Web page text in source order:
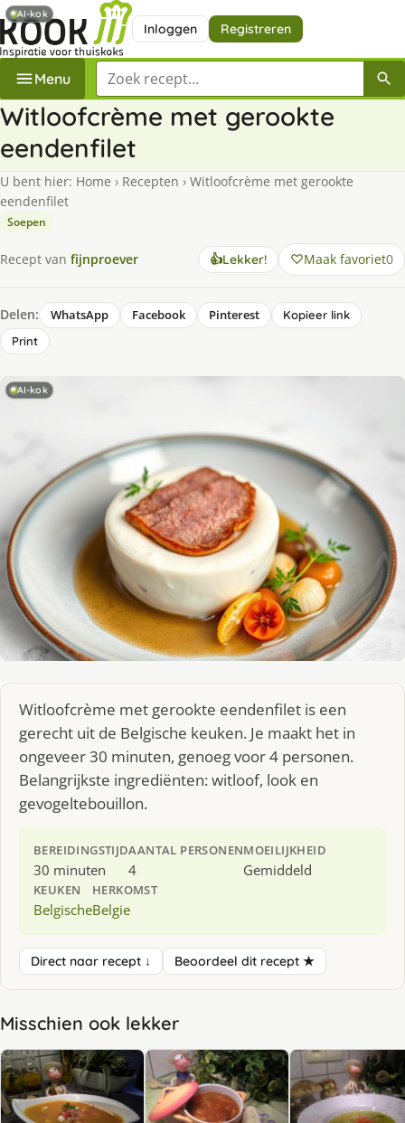
Inloggen Registreren
Menu Zoek een recept
Witloofcrème met gerookte
eendenfilet
U bent hier: Home › Recepten › Witloofcrème met gerookte
eendenfilet
Soepen
Recept van fijnproever 👍Lekker! Maak favoriet0
Delen: WhatsApp Facebook Pinterest
Kopieer link
Print
AI-kok
Witloofcrème met gerookte eendenfilet is een
gerecht uit de Belgische keuken. Je maakt het in
ongeveer 30 minuten, genoeg voor 4 personen.
Belangrijkste ingrediënten: witloof, look en
gevogeltebouillon.
BEREIDINGSTIJD
30 minuten
AANTAL PERSONEN
4
MOEILIJKHEID
Gemiddeld
KEUKEN
Belgische
HERKOMST
Belgie
Direct naar recept ↓ Beoordeel dit recept ★
Misschien ook lekker
AI-kok